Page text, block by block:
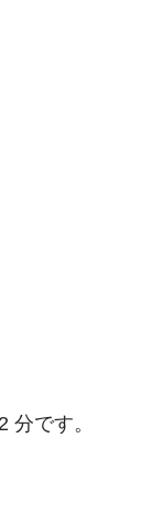
分です。